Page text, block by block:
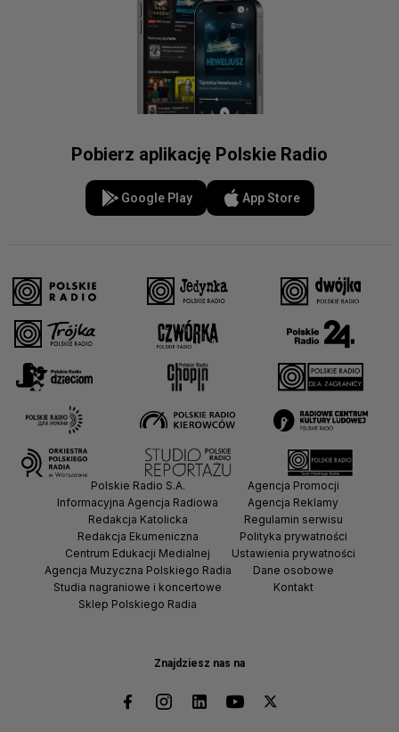
Pobierz aplikację Polskie Radio
Google Play App Store
Znajdziesz nas na
Polskie Radio S.A.
Informacyjna Agencja Radiowa
Redakcja Katolicka
Redakcja Ekumeniczna
Centrum Edukacji Medialnej
Agencja Muzyczna Polskiego Radia
Studia nagraniowe i koncertowe
Sklep Polskiego Radia
Agencja Promocji
Agencja Reklamy
Regulamin serwisu
Polityka prywatności
Ustawienia prywatności
Dane osobowe
Kontakt